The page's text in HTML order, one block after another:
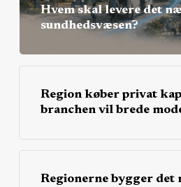
Hvem skal levere det
sundhedsvæsen?
Region køber privat
branchen vil brede
Regionerne bygger det